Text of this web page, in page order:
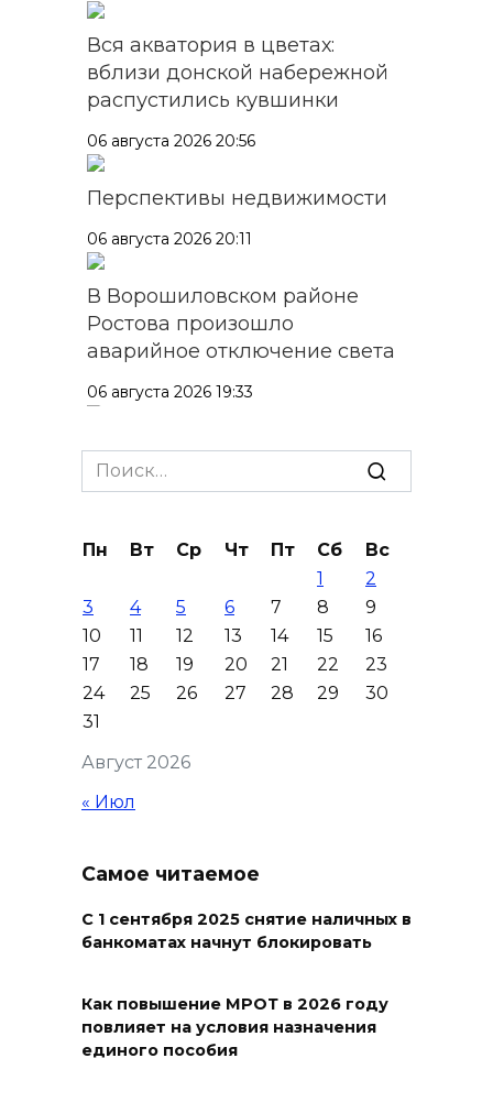
Вся акватория в цветах:
вблизи донской набережной
распустились кувшинки
06 августа 2026 20:56
Перспективы недвижимости
06 августа 2026 20:11
В Ворошиловском районе
Ростова произошло
аварийное отключение света
06 августа 2026 19:33
Шахбокс, падел и пилон: в
Ростовской области
Юрий Слюсарь поздравил
донских строителей с
профессиональным
праздником и вручил
кирпичей
06 августа 2026 18:29
Search
for:
Август 2026
Пн Вт Ср Чт Пт Сб
Вс
1
2
3
4 5 6 7 8
9
10
11 12 13 14 15
16
17
18 19 20 21 22
23
24
25 26 27 28 29
30
31
« Июл
Самое читаемое
С 1 сентября 2025 снятие наличных в
банкоматах начнут блокировать
Как повышение МРОТ в 2026 году
повлияет на условия назначения
единого пособия